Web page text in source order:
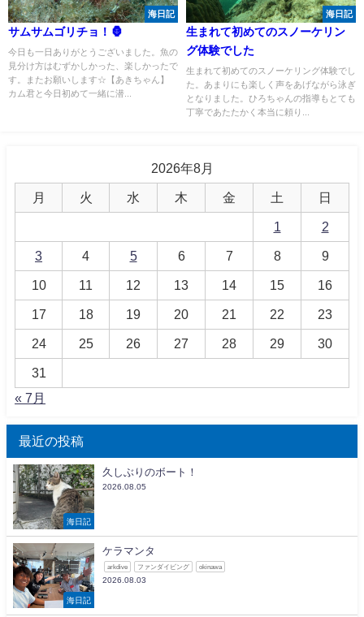
海日記
サムサムゴリチョ！🦍
今日も一日ありがとうございました。魚の
見分け方はむずかしかった、楽しかったで
す。またお願いします☆【あきちゃん】
カム君と今日初めて一緒に潜...
海日記
生まれて初めてのスノーケリン
グ体験でした
生まれて初めてのスノーケリング体験でし
た。あまりにも楽しく声をあげながら泳ぎ
となりました。ひろちゃんの指導もとても
丁寧であたたかく本当に頼り...
2026年8月
月 火 水 木 金 土 日
1 2
3 4 5 6 7 8 9
10 11 12 13 14 15 16
17 18 19 20 21 22 23
24 25 26 27 28 29 30
31
« 7月
最近の投稿
海日記
久しぶりのボート！
2026.08.05
海日記
ケラマンタ
arkdive ファンダイビング okinawa
2026.08.03